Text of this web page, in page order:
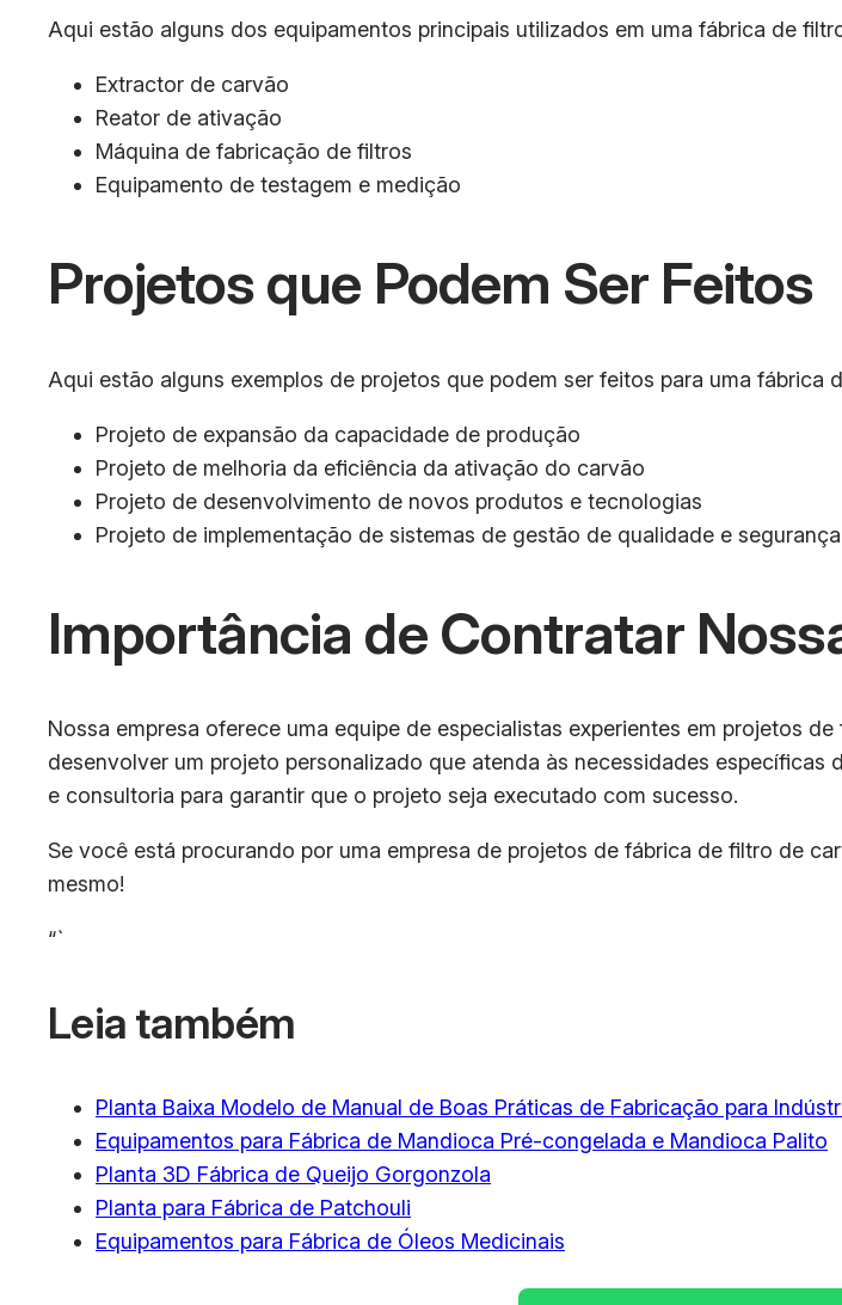
Aqui estão alguns dos equipamentos principais utilizados em uma fábrica de
Extractor de carvão
Reator de ativação
Máquina de fabricação de filtros
Equipamento de testagem e medição
Projetos que Podem Ser Feitos
Aqui estão alguns exemplos de projetos que podem ser feitos para uma fábrica
Projeto de expansão da capacidade de produção
Projeto de melhoria da eficiência da ativação do carvão
Projeto de desenvolvimento de novos produtos e tecnologias
Projeto de implementação de sistemas de gestão de qualidade e segurança
Importância de Contratar
Nossa empresa oferece uma equipe de especialistas experientes em projetos
desenvolver um projeto personalizado que atenda às necessidades
e consultoria para garantir que o projeto seja executado com sucesso.
Se você está procurando por uma empresa de projetos de fábrica de filtro de
mesmo!
“`
Leia também
Planta Baixa Modelo de Manual de Boas Práticas de Fabricação para
Equipamentos para Fábrica de Mandioca Pré-congelada e Mandioca Palito
Planta 3D Fábrica de Queijo Gorgonzola
Planta para Fábrica de Patchouli
Equipamentos para Fábrica de Óleos Medicinais